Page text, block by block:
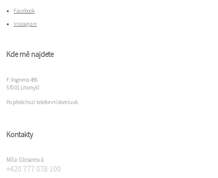
Facebook
Instagram
Kde mě najdete
F. Vognera 456
570 01 Litomyšl
Po předchozí telefonní domluvě.
Kontakty
Míla Gloserová
+420 777 078 100